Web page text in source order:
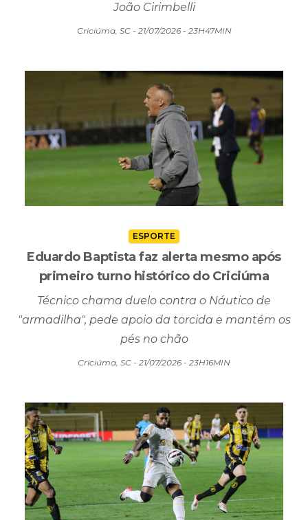
João Cirimbelli
Criciúma, SC - 21/07/2026 - 23H47MIN
ESPORTE
Eduardo Baptista faz alerta mesmo após
primeiro turno histórico do Criciúma
Técnico chama duelo contra o Náutico de
"armadilha", pede apoio da torcida e mantém os
pés no chão
Criciúma, SC - 21/07/2026 - 23H16MIN